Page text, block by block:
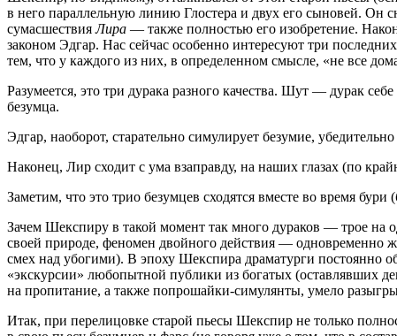
в него параллельную линию Глостера и двух его сыновей. Он
сумаcшествияЛира — также полностью его изобретение.
законом Эдгар. Нас сейчас особенно интересуют три
тем, что у каждого из них, в определенном смысле, «не все
Разумеется, это три дурака разного качества. Шут — дурак
безумца.
Эдгар, наоборот, старательно симулирует безумие,
Наконец, Лир сходит с ума взаправду, на наших глазах (по
Заметим, что это трио безумцев сходятся вместе во время бури
Зачем Шекспиру в такой момент так много дураков — трое на
своей природе, феномен двойного действия — одновременно
смех над убогими). В эпоху Шекспира драматурги постоянно
«экскурсии» любопытной публики из богатых (оставлявших
на пропитание, а также попрошайки-симулянты, умело
Итак, при перелицовке старой пьесы Шекспир не только